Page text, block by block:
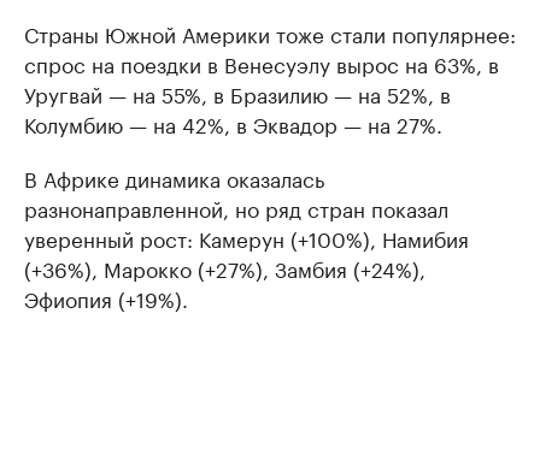
Страны Южной Америки тоже стали популярнее:
спрос на поездки в Венесуэлу вырос на 63%, в
Уругвай — на 55%, в Бразилию — на 52%, в
Колумбию — на 42%, в Эквадор — на 27%.
В Африке динамика оказалась
разнонаправленной, но ряд стран показал
уверенный рост: Камерун (+100%), Намибия
(+36%), Марокко (+27%), Замбия (+24%),
Эфиопия (+19%).